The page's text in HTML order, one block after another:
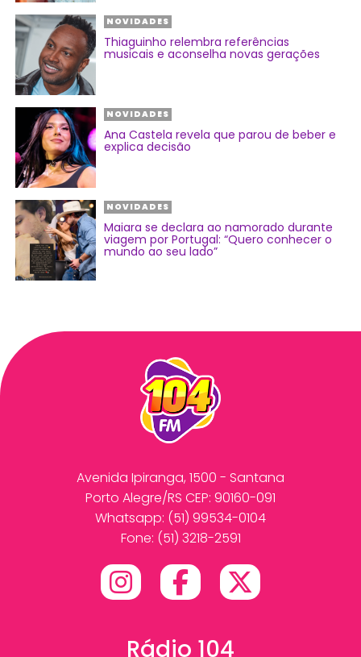
NOVIDADES
Thiaguinho relembra referências
musicais e aconselha novas gerações
NOVIDADES
Ana Castela revela que parou de beber e
explica decisão
NOVIDADES
Maiara se declara ao namorado durante
viagem por Portugal: “Quero conhecer o
mundo ao seu lado”
Avenida Ipiranga, 1500 - Santana
Porto Alegre/RS CEP: 90160-091
Whatsapp: (51) 99534-0104
Fone: (51) 3218-2591
Rádio 104